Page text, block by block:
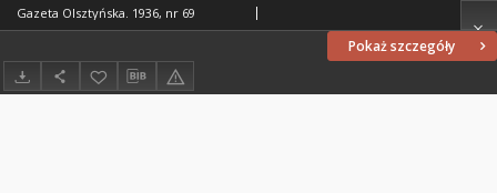
Pokaż szczegóły
Gazeta Olsztyńska. 1936, nr 69